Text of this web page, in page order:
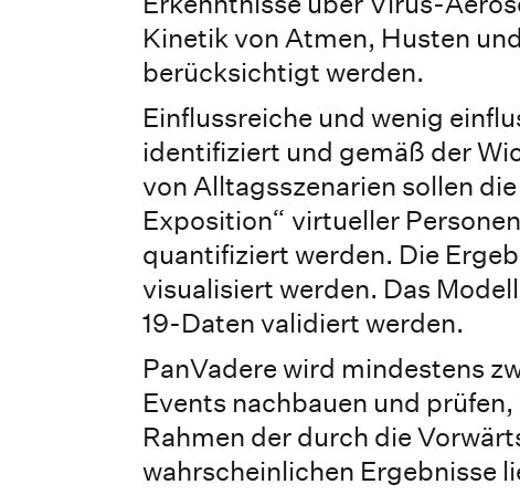
Kinetik von Atmen, Husten
berücksichtigt werden.
Einflussreiche und wenig
identifiziert und gemäß der
von Alltagsszenarien sollen
Exposition“ virtueller
quantifiziert werden. Die
visualisiert werden. Das
19-Daten validiert werden.
PanVadere wird mindestens
Events nachbauen und
Rahmen der durch die
wahrscheinlichen Ergebnisse